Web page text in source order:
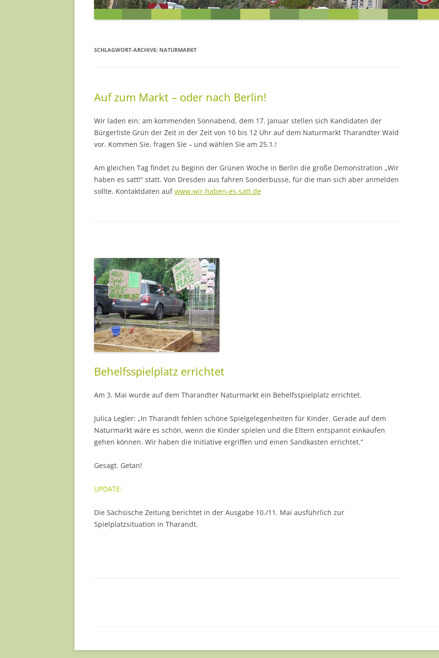
REA SCHNEIDER
YVONNE BARTELD
UNSERE ZIELE FÜR DIE
EINEN BLICK
SCHLAGWORT-ARCHIVE: NATURMARKT
Auf zum Markt – oder nach Berlin!
Wir laden ein: am kommenden Sonnabend, dem 17. Januar stellen sich Kandidaten der
Bürgerliste Grün der Zeit in der Zeit von 10 bis 12 Uhr auf dem Naturmarkt Tharandter Wald
vor. Kommen Sie, fragen Sie – und wählen Sie am 25.1.!
Am gleichen Tag findet zu Beginn der Grünen Woche in Berlin die große Demonstration „Wir
haben es satt!“ statt. Von Dresden aus fahren Sonderbusse, für die man sich aber anmelden
sollte. Kontaktdaten aufwww.wir-haben-es-satt.de
Behelfsspielplatz errichtet
Am 3. Mai wurde auf dem Tharandter Naturmarkt ein Behelfsspielplatz errichtet.
Julica Legler: „In Tharandt fehlen schöne Spielgelegenheiten für Kinder. Gerade auf dem
Naturmarkt wäre es schön, wenn die Kinder spielen und die Eltern entspannt einkaufen
gehen können. Wir haben die Initiative ergriffen und einen Sandkasten errichtet.“
Gesagt. Getan!
UPDATE:
Die Sächsische Zeitung berichtet in der Ausgabe 10./11. Mai ausführlich zur
Spielplatzsituation in Tharandt.